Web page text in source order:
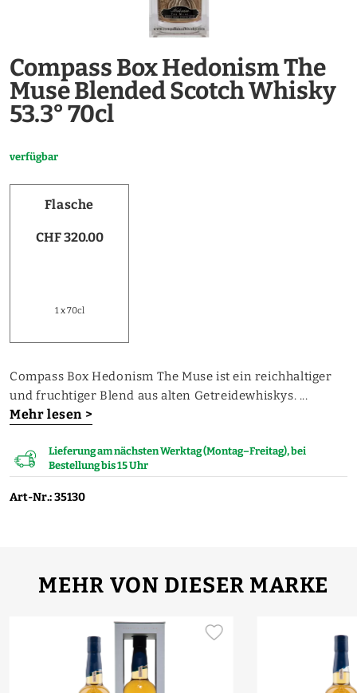
Compass Box Hedonism The
Muse Blended Scotch Whisky
53.3° 70cl
verfügbar
Flasche
CHF 320.00
1 x 70cl
Compass Box Hedonism The Muse ist ein reichhaltiger
und fruchtiger Blend aus alten Getreidewhiskys. ...
Mehr lesen >
Lieferung am nächsten Werktag (Montag–Freitag), bei
Bestellung bis 15 Uhr
Art-Nr.: 35130
MEHR VON DIESER MARKE